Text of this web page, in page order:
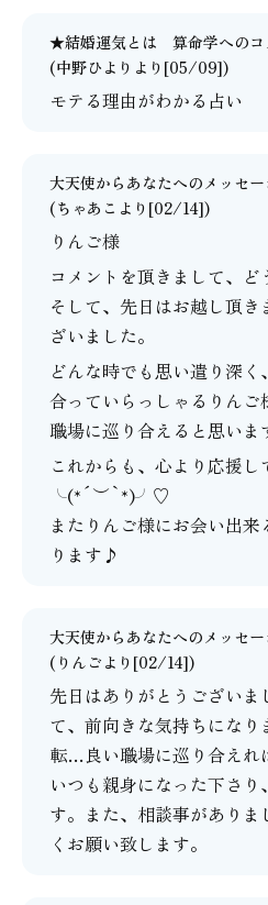
★結婚運気とは 算命学へのコ
(中野ひよりより[05/09])
モテる理由がわかる占い
大天使からあなたへのメッセー
(ちゃあこ より[02/14])
りんご様
コメントを頂きまして、
そして、先日はお越し頂
ざいました。
どんな時でも思い遣り深
合っていらっしゃるりんご
職場に巡り合えると思いま
これからも、心より応援し
╰(*´︶`*)╯♡
またりんご様にお会い出
ります♪
大天使からあなたへのメッセー
(りんごより[02/14])
先日はありがとうございま
て、前向きな気持ちにな
転…良い職場に巡り合えれ
いつも親身になった下さり
す。また、相談事がありま
くお願い致します。